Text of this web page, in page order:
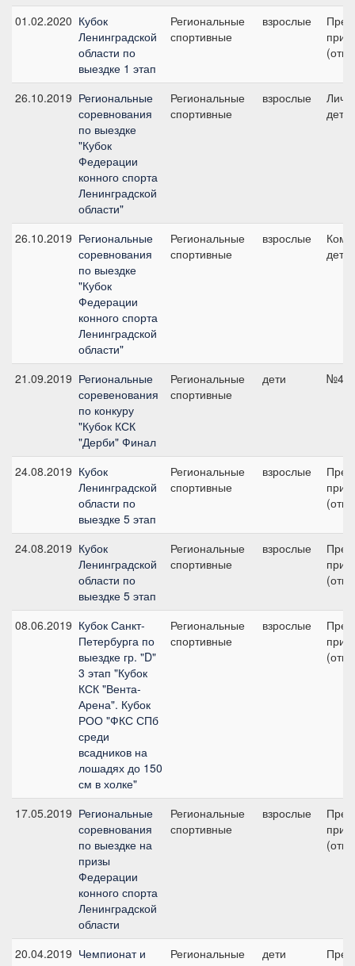
01.02.2020 Кубок
Ленинградской
области по
выездке 1 этап
Региональные
спортивные
взрослые
26.10.2019 Региональные
соревнования
по выездке
"Кубок
Федерации
конного спорта
Ленинградской
области"
Региональные
спортивные
взрослые
дети
26.10.2019 Региональные
соревнования
по выездке
"Кубок
Федерации
конного спорта
Ленинградской
области"
Региональные
спортивные
взрослые
дети
21.09.2019 Региональные
соревенования
по конкуру
"Кубок КСК
"Дерби" Финал
Региональные
спортивные
дети №4,
24.08.2019 Кубок
Ленинградской
области по
выездке 5 этап
Региональные
спортивные
взрослые
приз
24.08.2019 Кубок
Ленинградской
области по
выездке 5 этап
Региональные
спортивные
взрослые
приз
08.06.2019 Кубок Санкт-
Петербурга по
выездке гр. "D"
3 этап "Кубок
КСК "Вента-
Арена". Кубок
РОО "ФКС СПб
среди
всадников на
лошадях до 150
см в холке"
Региональные
спортивные
взрослые
приз
17.05.2019 Региональные
соревнования
по выездке на
призы
Федерации
конного спорта
Ленинградской
области
Региональные
спортивные
взрослые
приз
20.04.2019 Чемпионат и
Региональные
дети